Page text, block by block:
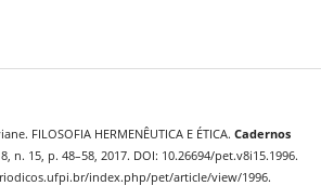
FILOSOFIA HERMENÊUTICA E ÉTICA. Cadernos
n. 15, p. 48–58, 2017. DOI: 10.26694/pet.v8i15.1996.
index.php/pet/article/view/1996.